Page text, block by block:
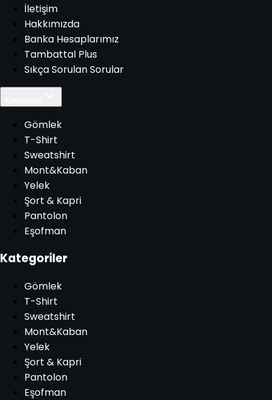
İletişim
Hakkımızda
Banka Hesaplarımız
Tambattal Plus
Sıkça Sorulan Sorular
Gömlek
T-Shirt
Sweatshirt
Mont&Kaban
Yelek
Şort & Kapri
Pantolon
Eşofman
Kategoriler
Gömlek
T-Shirt
Sweatshirt
Mont&Kaban
Yelek
Şort & Kapri
Pantolon
Eşofman